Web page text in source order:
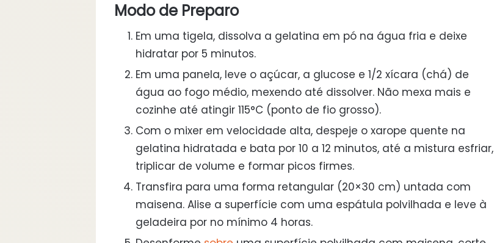
Modo de Preparo
Em uma tigela, dissolva a gelatina em pó na água fria e deixe
hidratar por 5 minutos.
Em uma panela, leve o açúcar, a glucose e 1/2 xícara (chá) de
água ao fogo médio, mexendo até dissolver. Não mexa mais e
cozinhe até atingir 115°C (ponto de fio grosso).
Com o mixer em velocidade alta, despeje o xarope quente na
gelatina hidratada e bata por 10 a 12 minutos, até a mistura esfriar,
triplicar de volume e formar picos firmes.
Transfira para uma forma retangular (20×30 cm) untada com
maisena. Alise a superfície com uma espátula polvilhada e leve à
geladeira por no mínimo 4 horas.